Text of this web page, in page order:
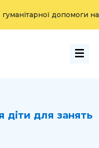
допомоги надано 15
для занять